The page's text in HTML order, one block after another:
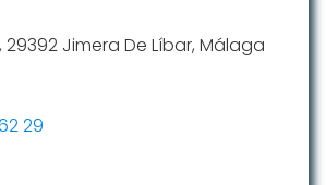
29392 Jimera De Líbar, Málaga
29